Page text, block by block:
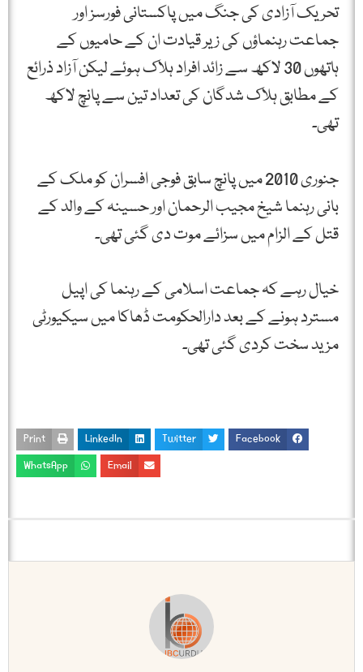
تحریک آزادی کی جنگ میں پاکستانی فورسز اور
جماعت رہنماؤں کی زیر قیادت ان کے حامیوں کے
ہاتھوں 30 لاکھ سے زائد افراد ہلاک ہوئے لیکن آزاد ذرائع
کے مطابق ہلاک شدگان کی تعداد تین سے پانچ لاکھ
تھی۔
جنوری 2010 میں پانچ سابق فوجی افسران کو ملک کے
بانی رہنما شیخ مجیب الرحمان اور حسینہ کے والد کے
قتل کے الزام میں سزائے موت دی گئی تھی۔
خیال رہے کہ جماعت اسلامی کے رہنما کی اپیل
مسترد ہونے کے بعد دارالحکومت ڈھاکا میں سیکیورٹی
مزید سخت کردی گئی تھی۔
Facebook
Twitter
LinkedIn
Print
Email
WhatsApp